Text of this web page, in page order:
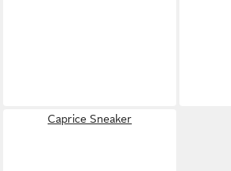
Caprice Sneaker